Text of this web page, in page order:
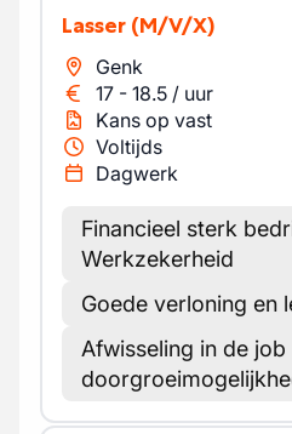
Lasser (M/V/X)
Genk
17 - 18.5 / uur
Kans op vast
Voltijds
Dagwerk
Financieel sterk
Werkzekerheid
Goede verloning en
Afwisseling in de job